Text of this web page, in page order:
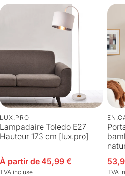
LUX.PRO
Lampadaire Toledo E27
Hauteur 173 cm [lux.pro]
Prix en solde
À partir de 45,99 €
TVA incluse
Prix
Prix
TVA